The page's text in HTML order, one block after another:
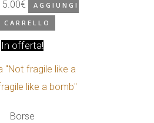
originale
era:
€
Il
prezzo
attuale
è:
15.00€.
AGGIUNGI
CARRELLO
In offerta!
Borse